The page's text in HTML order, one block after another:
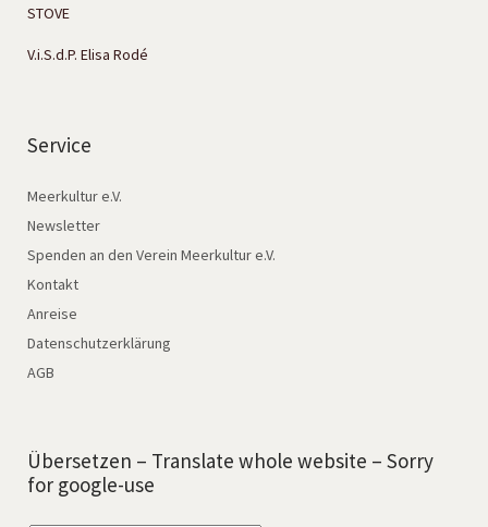
STOVE
V.i.S.d.P. Elisa Rodé
Service
Meerkultur e.V.
Newsletter
Spenden an den Verein Meerkultur e.V.
Kontakt
Anreise
Datenschutzerklärung
AGB
Übersetzen – Translate whole website – Sorry
for google-use